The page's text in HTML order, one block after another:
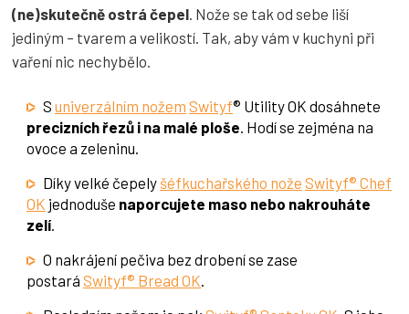
(ne)skutečně ostrá čepel . Nože se tak od sebe liší
jediným – tvarem a velikostí. Tak, aby vám v kuchyni při
vaření nic nechybělo.
S univerzálním nožem Swityf® Utility OK dosáhnete
precizních řezů i na malé ploše . Hodí se zejména na
ovoce a zeleninu.
Díky velké čepely šéfkuchařského nože Swityf® Chef
OK jednoduše naporcujete maso nebo nakrouháte
zelí
O nakrájení pečiva bez drobení se zase
postará Swityf® Bread OK